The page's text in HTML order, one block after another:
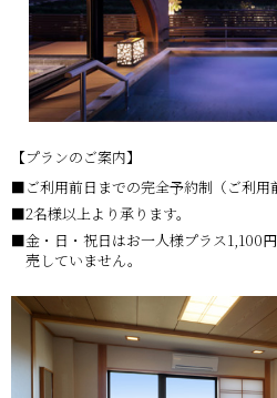
【プランのご案内】
ご利用前日までの完全予約制（ご利用
2名様以上より承ります。
金・日・祝日はお一人様プラス1,100
売していません。